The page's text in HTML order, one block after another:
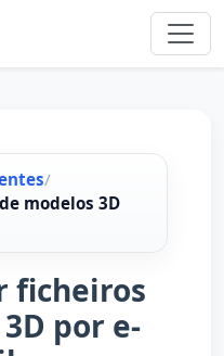
/
modelos 3D
ficheiros
por e-